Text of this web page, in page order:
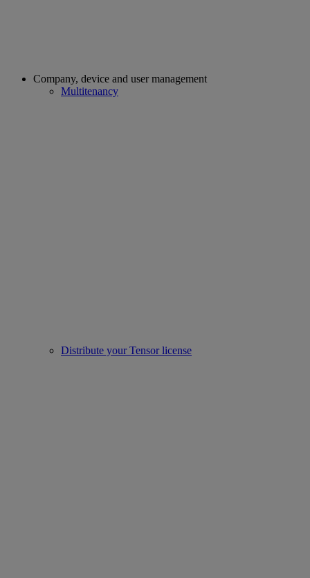
Company, device and user management
Multitenancy
Distribute your Tensor license